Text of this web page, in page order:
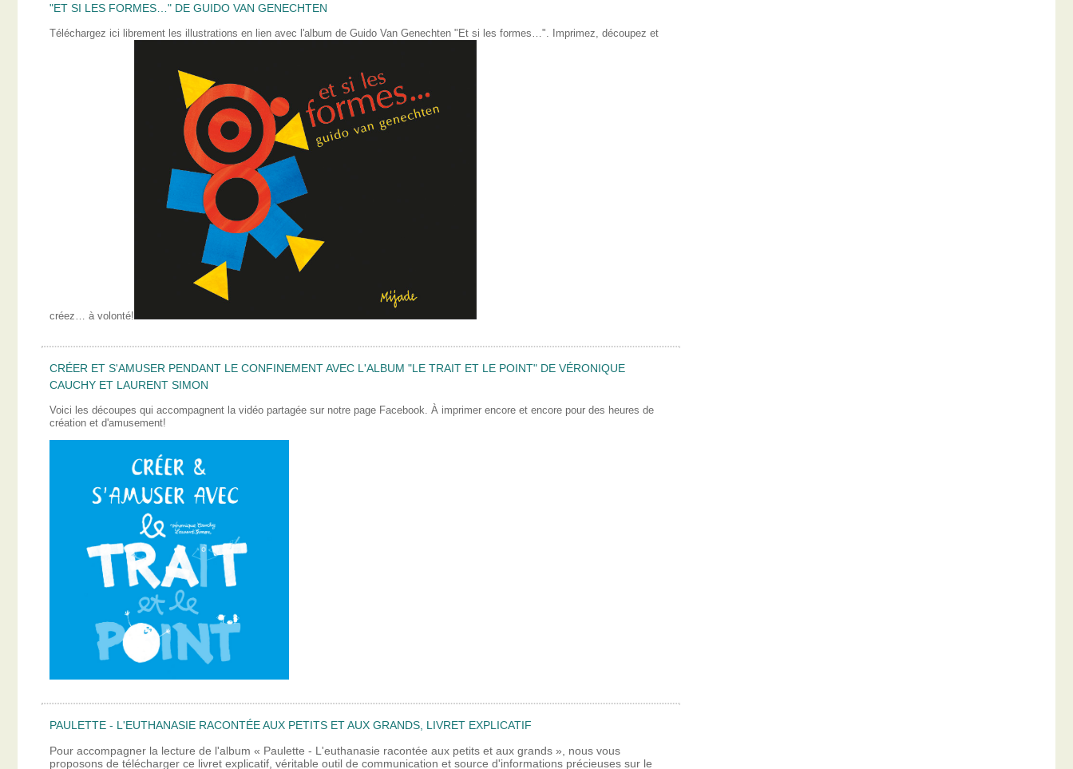
"ET SI LES FORMES…" DE GUIDO VAN GENECHTEN
Téléchargez ici librement les illustrations en lien avec l'album de Guido Van Genechten "Et si les formes…". Imprimez, découpez et
créez… à volonté!
CRÉER ET S'AMUSER PENDANT LE CONFINEMENT AVEC L'ALBUM "LE TRAIT ET LE POINT" DE VÉRONIQUE
CAUCHY ET LAURENT SIMON
Voici les découpes qui accompagnent la vidéo partagée sur notre page Facebook. À imprimer encore et encore pour des heures de
création et d'amusement!
PAULETTE - L'EUTHANASIE RACONTÉE AUX PETITS ET AUX GRANDS, LIVRET EXPLICATIF
Pour accompagner la lecture de l'album « Paulette - L'euthanasie racontée aux petits et aux grands », nous vous
proposons de télécharger ce livret explicatif, véritable outil de communication et source d'informations précieuses sur le